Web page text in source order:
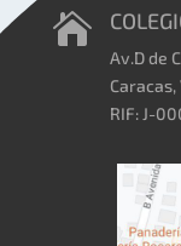

Av.D de
RIF: J-